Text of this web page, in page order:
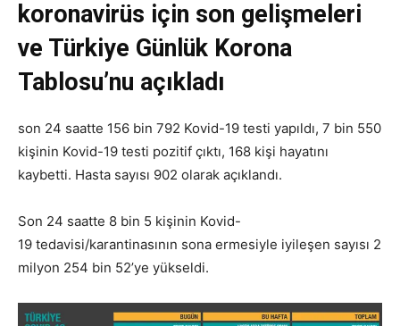
koronavirüs için son gelişmeleri
ve Türkiye Günlük Korona
Tablosu’nu açıkladı
son 24 saatte 156 bin 792 Kovid-19 testi yapıldı, 7 bin 550
kişinin Kovid-19 testi pozitif çıktı, 168 kişi hayatını
kaybetti. Hasta sayısı 902 olarak açıklandı.
Son 24 saatte 8 bin 5 kişinin Kovid-
19 tedavisi/karantinasının sona ermesiyle iyileşen sayısı 2
milyon 254 bin 52’ye yükseldi.